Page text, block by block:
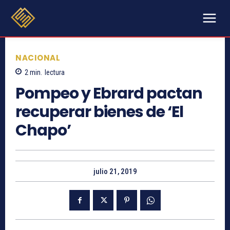
NACIONAL
2 min. lectura
Pompeo y Ebrard pactan
recuperar bienes de ‘El
Chapo’
julio 21, 2019